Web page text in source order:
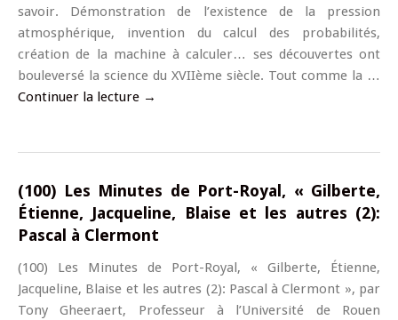
savoir. Démonstration de l’existence de la pression
atmosphérique, invention du calcul des probabilités,
création de la machine à calculer… ses découvertes ont
bouleversé la science du XVIIème siècle. Tout comme la …
Continuer la lecture →
(100) Les Minutes de Port-Royal, « Gilberte,
Étienne, Jacqueline, Blaise et les autres (2):
Pascal à Clermont
(100) Les Minutes de Port-Royal, « Gilberte, Étienne,
Jacqueline, Blaise et les autres (2): Pascal à Clermont », par
Tony Gheeraert, Professeur à l’Université de Rouen